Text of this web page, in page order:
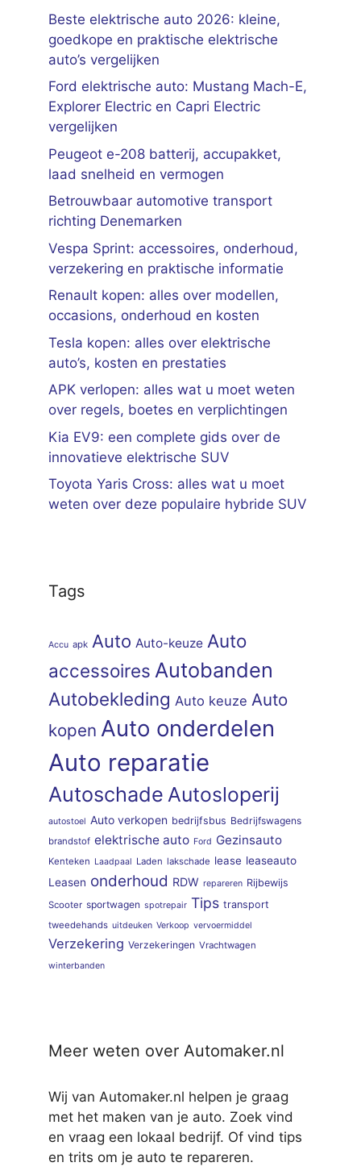
Beste elektrische auto 2026: kleine,
goedkope en praktische elektrische
auto’s vergelijken
Ford elektrische auto: Mustang Mach-E,
Explorer Electric en Capri Electric
vergelijken
Peugeot e-208 batterij, accupakket,
laad snelheid en vermogen
Betrouwbaar automotive transport
richting Denemarken
Vespa Sprint: accessoires, onderhoud,
verzekering en praktische informatie
Renault kopen: alles over modellen,
occasions, onderhoud en kosten
Tesla kopen: alles over elektrische
auto’s, kosten en prestaties
APK verlopen: alles wat u moet weten
over regels, boetes en verplichtingen
Kia EV9: een complete gids over de
innovatieve elektrische SUV
Toyota Yaris Cross: alles wat u moet
weten over deze populaire hybride SUV
Tags
Accu apk Auto Auto-keuze Auto
accessoires Autobanden
Autobekleding Auto keuze Auto
kopen Auto onderdelen
Auto reparatie
Autoschade Autosloperij
autostoel Auto verkopen bedrijfsbus Bedrijfswagens
brandstof elektrische auto Ford Gezinsauto
Kenteken Laadpaal Laden lakschade lease leaseauto
Leasen onderhoud RDW repareren Rijbewijs
Scooter sportwagen spotrepair Tips transport
tweedehands uitdeuken Verkoop vervoermiddel
Verzekering Verzekeringen Vrachtwagen
winterbanden
Meer weten over Automaker.nl
Wij van Automaker.nl helpen je graag
met het maken van je auto. Zoek vind
en vraag een lokaal bedrijf. Of vind tips
en trits om je auto te repareren.